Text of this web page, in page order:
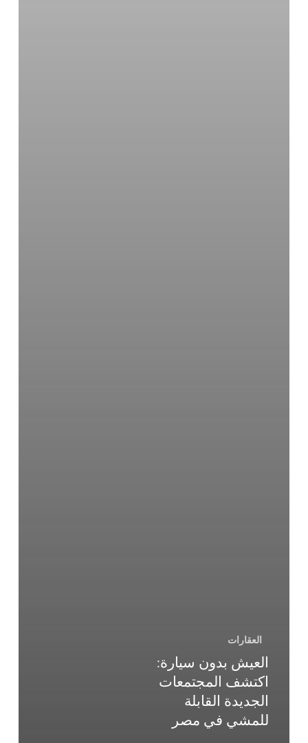
العقارات
العيش بدون سيارة:
اكتشف المجتمعات
الجديدة القابلة
للمشي في مصر